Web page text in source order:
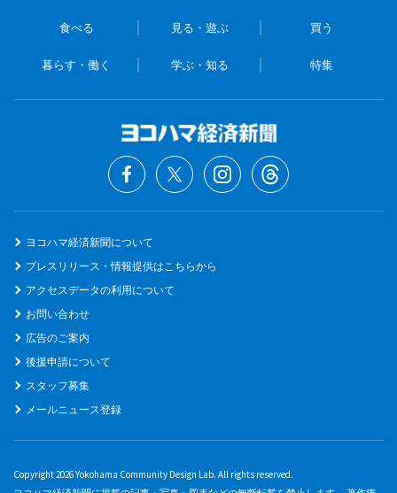
食べる 見る・遊ぶ 買う
暮らす・働く 学ぶ・知る 特集
ヨコハマ経済新聞について
プレスリリース・情報提供はこちらから
アクセスデータの利用について
お問い合わせ
広告のご案内
後援申請について
スタッフ募集
メールニュース登録
Copyright 2026 Yokohama Community Design Lab. All rights reserved.